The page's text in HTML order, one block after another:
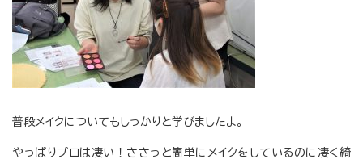
普段メイクについてもしっかりと学びましたよ。
やっぱりプロは凄い！ささっと簡単にメイクをしているのに凄く綺